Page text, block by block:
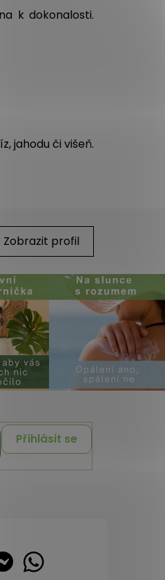
k dokonalosti.
jahodu či višeň.
Zobrazit profil
Přihlásit se